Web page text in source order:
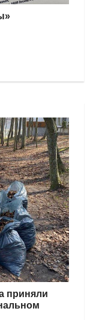
приняли